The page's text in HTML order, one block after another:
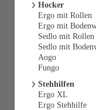
Hocker
Ergo mit Rollen
Ergo mit
Sedlo mit Rollen
Sedlo mit
Aogo
Fungo
Stehhilfen
Ergo XL
Ergo Stehhilfe